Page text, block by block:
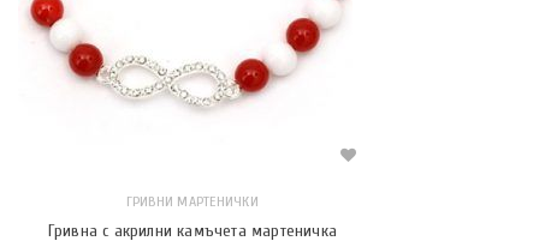
ГРИВНИ МАРТЕНИЧКИ
Гривна с акрилни камъчета мартеничка